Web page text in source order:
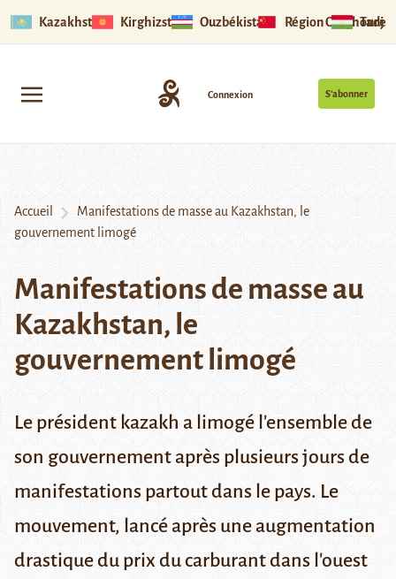
Kazakhstan Kirghizstan Ouzbékistan Région Ouïghoure
S’abonner
Connexion
Accueil
Manifestations de masse au Kazakhstan, le
gouvernement limogé
Manifestations de masse au
Kazakhstan, le
gouvernement limogé
Le président kazakh a limogé l'ensemble de
son gouvernement après plusieurs jours de
manifestations partout dans le pays. Le
mouvement, lancé après une augmentation
drastique du prix du carburant dans l'ouest